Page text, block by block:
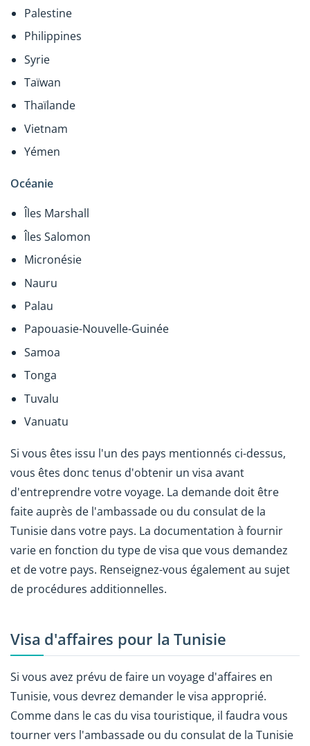
Palestine
Philippines
Syrie
Taïwan
Thaïlande
Vietnam
Yémen
Océanie
Îles Marshall
Îles Salomon
Micronésie
Nauru
Palau
Papouasie-Nouvelle-Guinée
Samoa
Tonga
Tuvalu
Vanuatu
Si vous êtes issu l'un des pays mentionnés ci-dessus,
vous êtes donc tenus d'obtenir un visa avant
d'entreprendre votre voyage. La demande doit être
faite auprès de l'ambassade ou du consulat de la
Tunisie dans votre pays. La documentation à fournir
varie en fonction du type de visa que vous demandez
et de votre pays. Renseignez-vous également au sujet
de procédures additionnelles.
Visa d'affaires pour la Tunisie
Si vous avez prévu de faire un voyage d'affaires en
Tunisie, vous devrez demander le visa approprié.
Comme dans le cas du visa touristique, il faudra vous
tourner vers l'ambassade ou du consulat de la Tunisie